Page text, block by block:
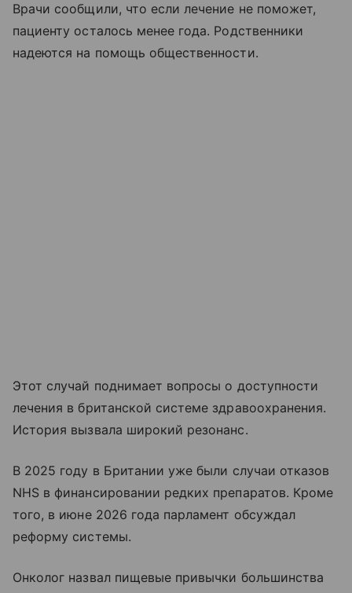
Врачи сообщили, что если лечение не поможет,
пациенту осталось менее года. Родственники
надеются на помощь общественности.
Этот случай поднимает вопросы о доступности
лечения в британской системе здравоохранения.
История вызвала широкий резонанс.
В 2025 году в Британии уже были случаи отказов
NHS в финансировании редких препаратов. Кроме
того, в июне 2026 года парламент обсуждал
реформу системы.
Онколог назвал пищевые привычки большинства